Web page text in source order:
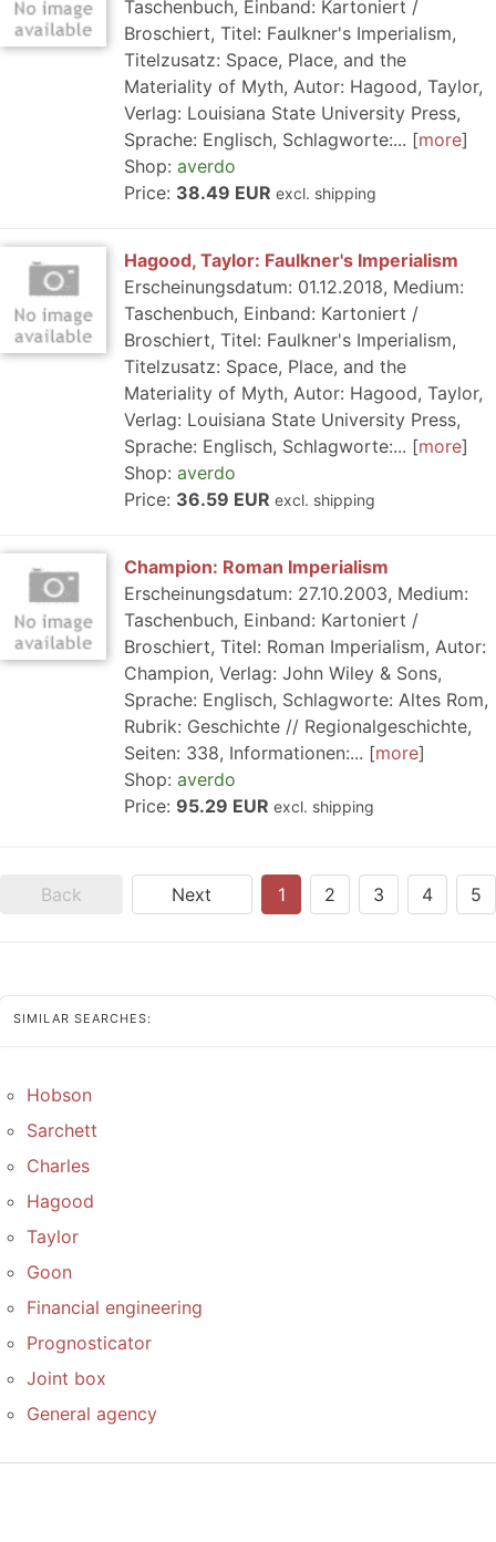
Taschenbuch, Einband: Kartoniert /
Broschiert, Titel: Faulkner's Imperialism,
Titelzusatz: Space, Place, and the
Materiality of Myth, Autor: Hagood, Taylor,
Verlag: Louisiana State University Press,
Sprache: Englisch, Schlagworte:...
more
Shop: averdo
Price: 38.49 EUR excl. shipping
Hagood, Taylor: Faulkner's Imperialism
Erscheinungsdatum: 01.12.2018, Medium:
Taschenbuch, Einband: Kartoniert /
Broschiert, Titel: Faulkner's Imperialism,
Titelzusatz: Space, Place, and the
Materiality of Myth, Autor: Hagood, Taylor,
Verlag: Louisiana State University Press,
Sprache: Englisch, Schlagworte:...
more
Shop: averdo
Price: 36.59 EUR excl. shipping
Champion: Roman Imperialism
Erscheinungsdatum: 27.10.2003, Medium:
Taschenbuch, Einband: Kartoniert /
Broschiert, Titel: Roman Imperialism, Autor:
Champion, Verlag: John Wiley & Sons,
Sprache: Englisch, Schlagworte: Altes Rom,
Rubrik: Geschichte // Regionalgeschichte,
Seiten: 338, Informationen:...
more
Shop: averdo
Price: 95.29 EUR excl. shipping
Back Next 1 2 3 4 5
SIMILAR SEARCHES:
Hobson
Sarchett
Charles
Hagood
Taylor
Goon
Financial engineering
Prognosticator
Joint box
General agency